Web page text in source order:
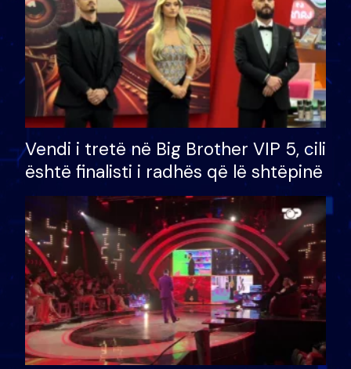
Vendi i tretë në Big Brother VIP 5, cili
është finalisti i radhës që lë shtëpinë